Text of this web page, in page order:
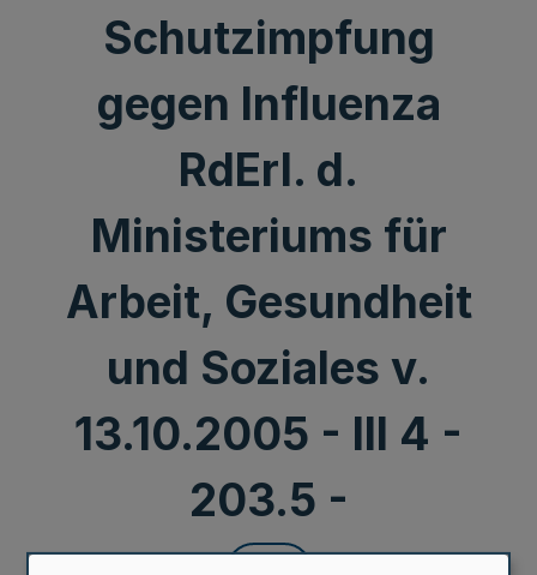
Schutzimpfung
gegen Influenza
RdErl. d.
Ministeriums für
Arbeit, Gesundheit
und Soziales v.
13.10.2005 - III 4 -
203.5 -